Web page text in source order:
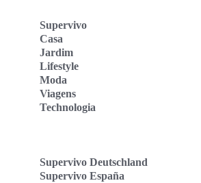
Supervivo
Casa
Jardim
Lifestyle
Moda
Viagens
Technologia
Supervivo Deutschland
Supervivo España